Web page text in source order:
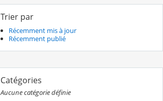
Trier par
Récemment mis à jour
Récemment publié
Catégories
Aucune catégorie définie